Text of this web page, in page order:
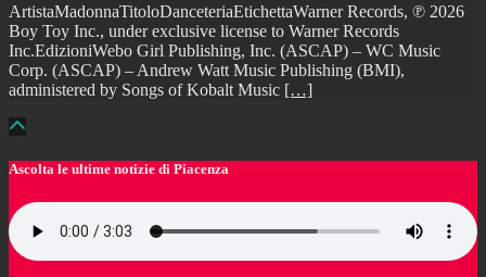
ArtistaMadonnaTitoloDanceteriaEtichettaWarner Records, ℗ 2026
Boy Toy Inc., under exclusive license to Warner Records
Inc.EdizioniWebo Girl Publishing, Inc. (ASCAP) – WC Music
Corp. (ASCAP) – Andrew Watt Music Publishing (BMI),
administered by Songs of Kobalt Music […]
Ascolta le ultime notizie di Piacenza